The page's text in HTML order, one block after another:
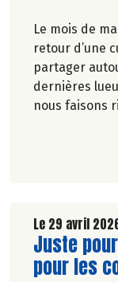
Le mois de
retour d’une
partager
dernières
nous faisons
saison nous
sélection
Le 29 avril
Lire la
Juste
pour les